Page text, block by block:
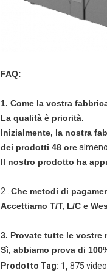
FAQ:
1. Come la vostra
La qualità è priorità.
Inizialmente, la nostra
dei prodotti 48 ore
Il nostro prodotto ha
2 . Che metodi di
Accettiamo T/T, L/C e
3. Provate tutte le vostre
Sì, abbiamo prova di
Prodotto Tag: 1 , 875